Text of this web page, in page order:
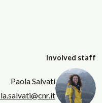
Involved staff
Paola Salvati